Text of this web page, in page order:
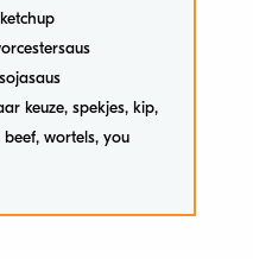
keuze, spekjes, kip,
beef, wortels, you